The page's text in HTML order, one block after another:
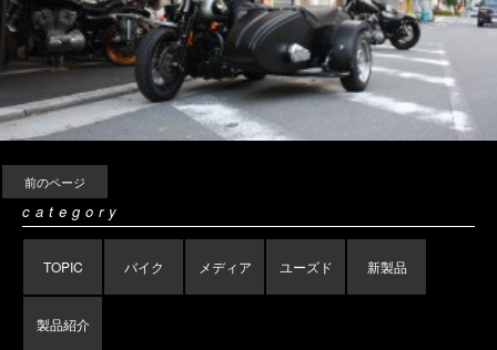
前のページ
category
TOPIC バイク メディア ユーズド 新製品
製品紹介